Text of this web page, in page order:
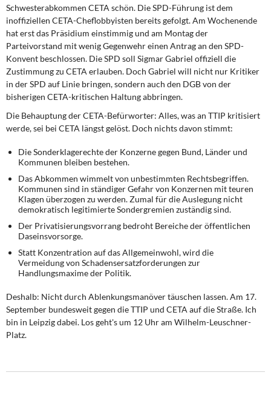
Institut Solidarische Moderne
Rosa-Luxemburg-Stiftung
Über mich
Kontakt
Schwesterabkommen CETA schön. Die SPD-Führung ist dem
inoffiziellen CETA-Cheflobbyisten bereits gefolgt. Am Wochenende
hat erst das Präsidium einstimmig und am Montag der
Parteivorstand mit wenig Gegenwehr einen Antrag an den SPD-
Konvent beschlossen. Die SPD soll Sigmar Gabriel offiziell die
Zustimmung zu CETA erlauben. Doch Gabriel will nicht nur Kritiker
in der SPD auf Linie bringen, sondern auch den DGB von der
bisherigen CETA-kritischen Haltung abbringen.
Die Behauptung der CETA-Befürworter: Alles, was an TTIP kritisiert
werde, sei bei CETA längst gelöst. Doch nichts davon stimmt:
Die Sonderklagerechte der Konzerne gegen Bund, Länder und
Kommunen bleiben bestehen.
Das Abkommen wimmelt von unbestimmten Rechtsbegriffen.
Kommunen sind in ständiger Gefahr von Konzernen mit teuren
Klagen überzogen zu werden. Zumal für die Auslegung nicht
demokratisch legitimierte Sondergremien zuständig sind.
Der Privatisierungsvorrang bedroht Bereiche der öffentlichen
Daseinsvorsorge.
Statt Konzentration auf das Allgemeinwohl, wird die
Vermeidung von Schadensersatzforderungen zur
Handlungsmaxime der Politik.
Deshalb: Nicht durch Ablenkungsmanöver täuschen lassen. Am 17.
September bundesweit gegen die TTIP und CETA auf die Straße. Ich
bin in Leipzig dabei. Los geht's um 12 Uhr am Wilhelm-Leuschner-
Platz.